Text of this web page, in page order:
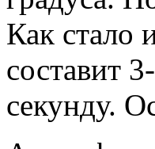
Как стало
составит
секунду.